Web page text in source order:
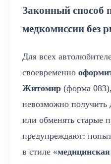
Законный способ
медкомиссии без
Для всех
своевременно
Житомир (форма
невозможно получить
или обменять старые
предупреждают:
в стиле «